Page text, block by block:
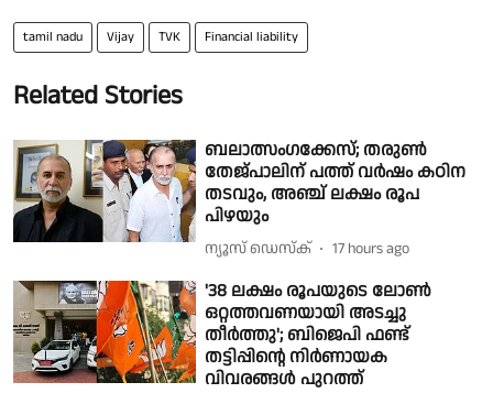
tamil nadu Vijay TVK Financial liability
Related Stories
ബലാത്സംഗക്കേസ്; തരുൺ
തേജ്‌പാലിന് പത്ത് വർഷം കഠിന
തടവും, അഞ്ച് ലക്ഷം രൂപ
പിഴയും
ന്യൂസ് ഡെസ്ക് 17 hours ago
'38 ലക്ഷം രൂപയുടെ ലോൺ
ഒറ്റത്തവണയായി അടച്ചു
തീർത്തു'; ബിജെപി ഫണ്ട്
തട്ടിപ്പിൻ്റെ നിർണായക
വിവരങ്ങൾ പുറത്ത്